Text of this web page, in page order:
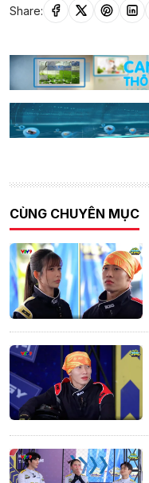
Share:
CÙNG CHUYÊN MỤC